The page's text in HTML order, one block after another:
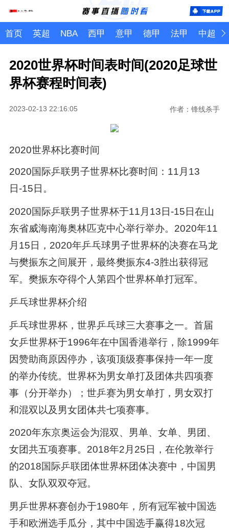
首页 英超 NBA 西甲 意甲 德甲 法甲 中超
2020世界杯时间表时间(2020足球世
界杯赛程时间表)
2023-02-13 22:16:05 作者：锋线杀手
2020世界杯比赛时间
2020国际乒联男子世界杯比赛时间：11月13
日-15日。
2020国际乒联男子世界杯于11月13日-15日在山
东省威海南海奥林匹克中心举行举办。2020年11
月15日，2020年乒乓球男子世界杯的决赛在马龙
与樊振东之间展开，最终樊振东4-3胜出获得冠
军。樊振东夺得个人第四个世界杯单打冠军。
乒乓球世界杯介绍
乒乓球世界杯，世界乒乓球三大赛事之一。首届
女乒世界杯于1996年在中国香港举行，除1999年
因赞助商原因停办，该项顶级赛事保持一年一度
的举办传统。世界杯为男女单打及团体共四项赛
事（分开举办）；世乒赛为男女单打，男女双打
和混双以及男女团体共七项赛事。
2020年东京奥运会为混双、男单、女单、男团、
女团共五项赛事。2018年2月25日，在伦敦举行
的2018国际乒联团体世界杯团体决赛中，中国男
队、女队双双夺冠。
男乒世界杯赛创办于1980年，所有冠军被中国选
手和欧洲选手瓜分，其中中国选手赢得18次冠